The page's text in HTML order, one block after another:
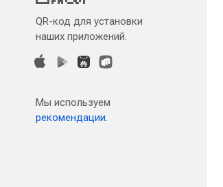
QR-код для установки
наших приложений.
Мы используем
рекомендации.